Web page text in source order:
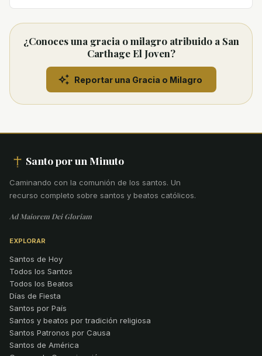
¿Conoces una gracia o milagro atribuido a San
Carthage El Joven?
Reportar una Gracia o Milagro
Santo por un Minuto
Caminando con la comunión de los santos. Un
recurso completo sobre santos y beatos católicos.
Ad Maiorem Dei Gloriam
EXPLORAR
Santos de Hoy
Todos los Santos
Todos los Beatos
Días de Fiesta
Santos por País
Santos y beatos por tradición religiosa
Santos Patronos por Causa
Santos de América